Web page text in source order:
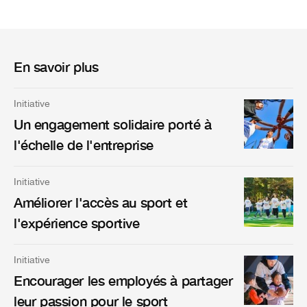
En savoir plus
Initiative
Un engagement solidaire porté à
l'échelle de l'entreprise
Initiative
Améliorer l'accès au sport et
l'expérience sportive
Initiative
Encourager les employés à partager
leur passion pour le sport